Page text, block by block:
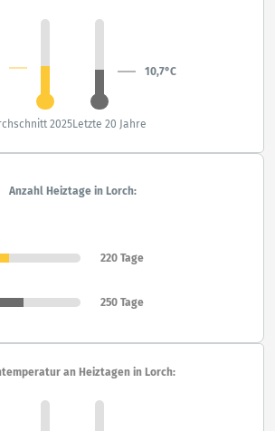
10,7°C
2025Letzte 20 Jahre
Anzahl Heiztage in Lorch:
220 Tage
250 Tage
an Heiztagen in Lorch: